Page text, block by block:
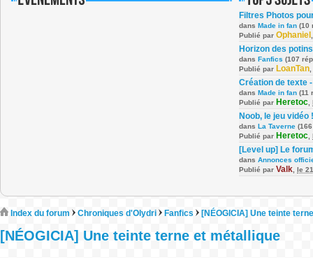
Filtres Photos
dans Made in fan (10
Publié par Ophaniel
Horizon des potins
dans Fanfics (107
Publié par LoanTan
Création de texte
dans Made in fan (11
Publié par Heretoc
Noob, le jeu vidéo !
dans La Taverne
Publié par Heretoc
[Level up] Le
dans Annonces
Publié par Valk le
Index du forum Chroniques d'Olydri Fanfics [NÉOGICIA] Une teinte
[NÉOGICIA] Une teinte terne et métallique